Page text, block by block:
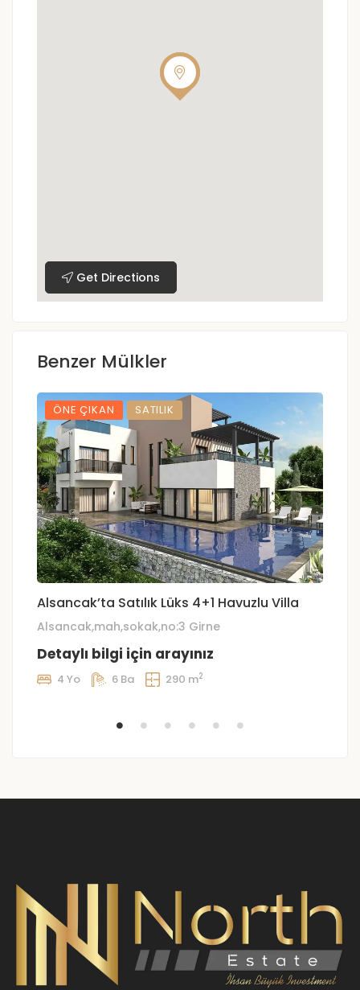
Get Directions
Benzer Mülkler
ÖNE ÇIKAN SATILIK
️Alsancak’ta Satılık Lüks 4+1 Havuzlu Villa
Alsancak,mah,sokak,no:3 Girne
Detaylı bilgi için arayınız
4 Yo 6 Ba 290 m2